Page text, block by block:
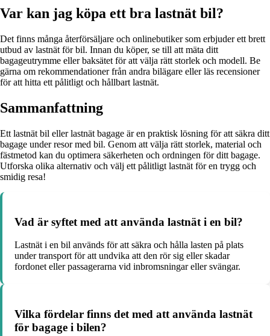
Var kan jag köpa ett bra lastnät bil?
Det finns många återförsäljare och onlinebutiker som erbjuder ett brett
utbud av lastnät för bil. Innan du köper, se till att mäta ditt
bagageutrymme eller baksätet för att välja rätt storlek och modell. Be
gärna om rekommendationer från andra bilägare eller läs recensioner
för att hitta ett pålitligt och hållbart lastnät.
Sammanfattning
Ett lastnät bil eller lastnät bagage är en praktisk lösning för att säkra ditt
bagage under resor med bil. Genom att välja rätt storlek, material och
fästmetod kan du optimera säkerheten och ordningen för ditt bagage.
Utforska olika alternativ och välj ett pålitligt lastnät för en trygg och
smidig resa!
Vad är syftet med att använda lastnät i en bil?
Lastnät i en bil används för att säkra och hålla lasten på plats
under transport för att undvika att den rör sig eller skadar
fordonet eller passagerarna vid inbromsningar eller svängar.
Vilka fördelar finns det med att använda lastnät
för bagage i bilen?